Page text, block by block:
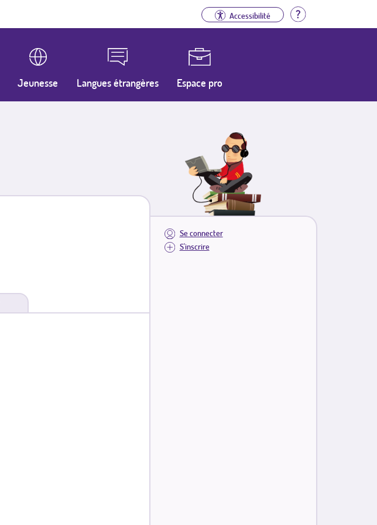
Accessibilité Aide
Jeunesse Langues étrangères Espace pro
Se connecter
S'inscrire